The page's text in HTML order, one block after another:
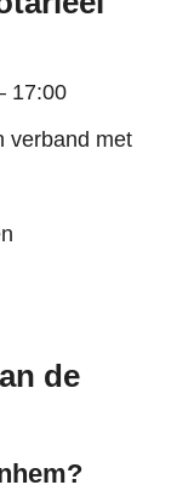
17:00
verband met
de